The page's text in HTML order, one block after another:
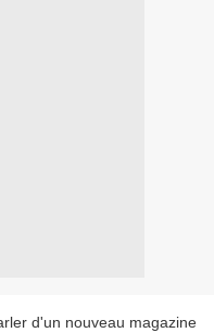
d'un nouveau magazine